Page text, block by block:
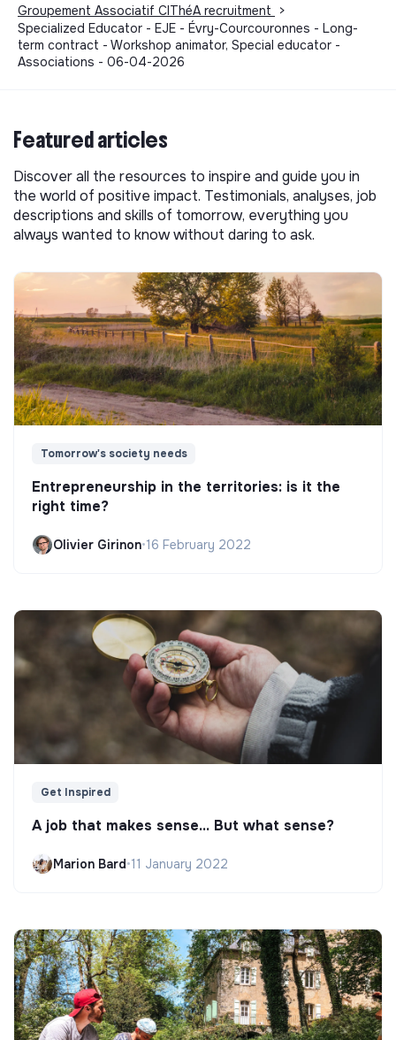
Groupement Associatif CIThéA recruitment
>
Specialized Educator - EJE - Évry-Courcouronnes - Long-
term contract - Workshop animator, Special educator -
Associations - 06-04-2026
Featured articles
Discover all the resources to inspire and guide you in
the world of positive impact. Testimonials, analyses, job
descriptions and skills of tomorrow, everything you
always wanted to know without daring to ask.
Tomorrow's society needs
Entrepreneurship in the territories: is it the
right time?
Olivier Girinon•16 February 2022
Get Inspired
A job that makes sense... But what sense?
Marion Bard•11 January 2022